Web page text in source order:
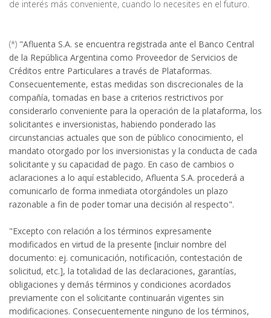
de interés más conveniente, cuando lo necesites en el futuro.
(*) "Afluenta S.A. se encuentra registrada ante el Banco Central
de la República Argentina como Proveedor de Servicios de
Créditos entre Particulares a través de Plataformas.
Consecuentemente, estas medidas son discrecionales de la
compañía, tomadas en base a criterios restrictivos por
considerarlo conveniente para la operación de la plataforma, los
solicitantes e inversionistas, habiendo ponderado las
circunstancias actuales que son de público conocimiento, el
mandato otorgado por los inversionistas y la conducta de cada
solicitante y su capacidad de pago. En caso de cambios o
aclaraciones a lo aquí establecido, Afluenta S.A. procederá a
comunicarlo de forma inmediata otorgándoles un plazo
razonable a fin de poder tomar una decisión al respecto".
"Excepto con relación a los términos expresamente
modificados en virtud de la presente [incluir nombre del
documento: ej. comunicación, notificación, contestación de
solicitud, etc.], la totalidad de las declaraciones, garantías,
obligaciones y demás términos y condiciones acordados
previamente con el solicitante continuarán vigentes sin
modificaciones. Consecuentemente ninguno de los términos,